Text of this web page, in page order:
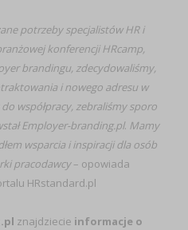
potrzeby specjalistów HR i
konferencji HRcamp,
brandingu, zdecydowaliśmy,
i nowego adresu w
współpracy, zebraliśmy sporo
Employer-branding.pl. Mamy
wsparcia i inspiracji dla osób
pracodawcy– opowiada
HRstandard.pl
znajdziecie informacje o